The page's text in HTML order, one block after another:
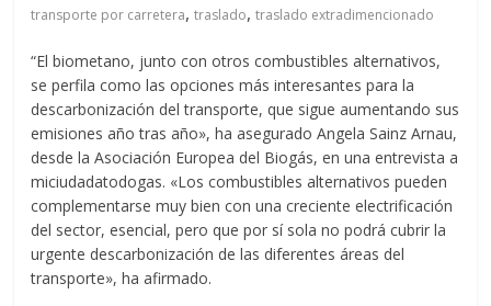
transporte por carretera,traslado,traslado extradimencionado
“El biometano, junto con otros combustibles alternativos,
se perfila como las opciones más interesantes para la
descarbonización del transporte, que sigue aumentando sus
emisiones año tras año», ha asegurado Angela Sainz Arnau,
desde la Asociación Europea del Biogás, en una entrevista a
miciudadatodogas. «Los combustibles alternativos pueden
complementarse muy bien con una creciente electrificación
del sector, esencial, pero que por sí sola no podrá cubrir la
urgente descarbonización de las diferentes áreas del
transporte», ha afirmado.